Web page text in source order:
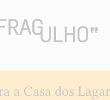
a Casa dos